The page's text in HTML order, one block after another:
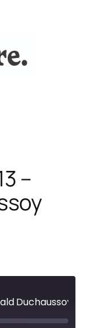
–
Duchaussoy